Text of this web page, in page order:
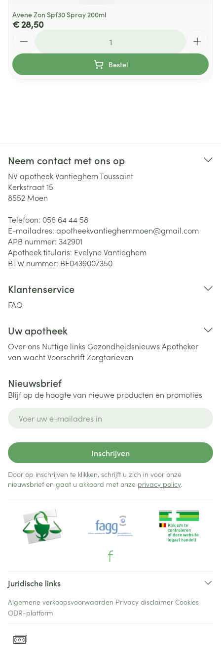
Avene Zon Spf30 Spray 200ml
€ 28,50
Bestel
Neem contact met ons op
NV apotheek Vantieghem Toussaint
Kerkstraat 15
8552 Moen
Telefoon: 056 64 44 58
E-mailadres: apotheekvantieghemmoen@gmail.com
APB nummer: 342901
Apotheek titularis: Evelyne Vantieghem
BTW nummer: BE0439007350
Klantenservice
FAQ
Uw apotheek
Over ons Nuttige links Gezondheidsnieuws Apotheker
van wachtVoorschriftZorgtarieven
Nieuwsbrief
Blijf op de hoogte van nieuwe producten en promoties
Inschrijven
Door op inschrijven te klikken, schrijft u zich in voor onze
nieuwsbrief en gaat u akkoord met onze privacy policy.
Juridische links
Algemene verkoopsvoorwaarden Privacy disclaimer Cookies
ODR-platform